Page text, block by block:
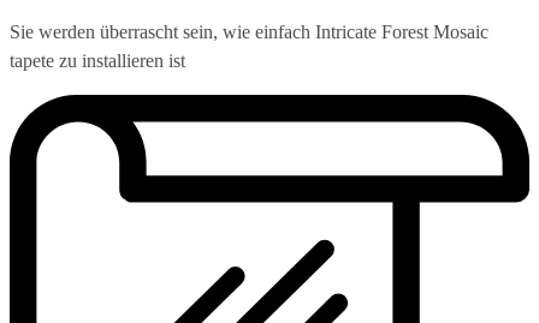
Sie werden überrascht sein, wie einfach Intricate Forest Mosaic
tapete zu installieren ist